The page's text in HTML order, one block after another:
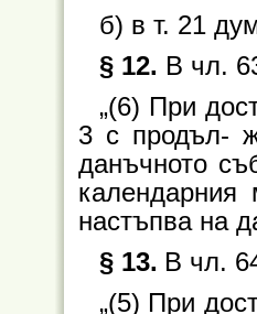
б) в т. 21
§ 12. В чл.
„(6) При
3 с продъл-
данъчното
календарния
настъпва на
§ 13. В чл.
„(5) При